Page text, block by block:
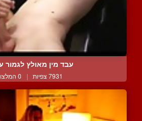
עבד מין מאולץ לגמור
7931 צפיות | 0 המלצות